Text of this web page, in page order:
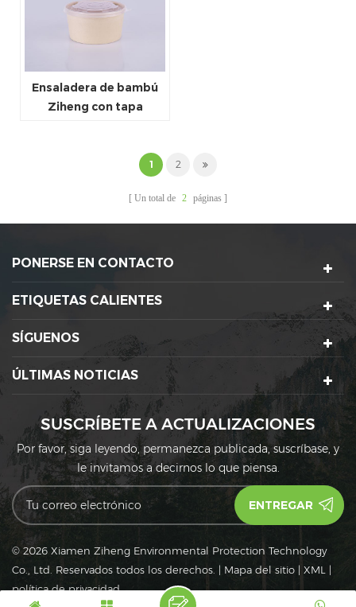
sopa y helado
Ensaladera de bambú
Ziheng con tapa
1 2
Un total de 2 páginas
PONERSE EN CONTACTO
ETIQUETAS CALIENTES
SÍGUENOS
ÚLTIMAS NOTICIAS
SUSCRÍBETE A ACTUALIZACIONES
Por favor, siga leyendo, permanezca publicada, suscríbase, y
le invitamos a decirnos lo que piensa.
© 2026 Xiamen Ziheng Environmental Protection Technology
Co., Ltd. Reservados todos los derechos. | Mapa del sitio | XML |
política de privacidad